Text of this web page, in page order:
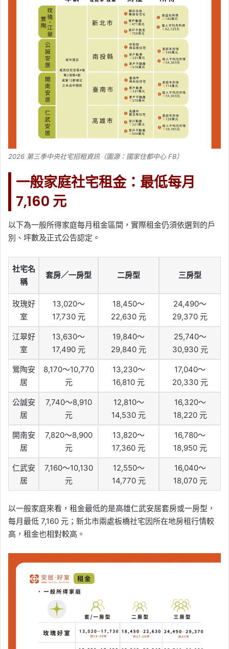
2026 第三季中央社宅招租資訊（圖源：國家住都中心 FB）
一般家庭社宅租金：最低每月
7,160 元
以下為一般所得家庭每月租金區間，實際租金仍須依選到的戶
別、坪數及正式公告認定。
社宅名
稱
套房／一房型 二房型 三房型
玫瑰好
室
13,020～
17,730 元
18,450～
22,630 元
24,490～
29,370 元
江翠好
室
13,630～
17,490 元
19,840～
29,840 元
25,740～
30,930 元
鶯陶安
居
8,170～10,770
元
13,230～
16,810 元
17,040～
20,330 元
公誠安
居
7,740～8,910
元
12,810～
14,530 元
16,320～
18,220 元
開南安
居
7,820～8,900
元
13,820～
17,360 元
16,780～
18,950 元
仁武安
居
7,160～10,130
元
12,550～
14,770 元
16,040～
18,070 元
以一般家庭來看，租金最低的是高雄仁武安居套房或一房型，
每月最低 7,160 元；新北市兩處板橋社宅因所在地房租行情較
高，租金也相對較高。